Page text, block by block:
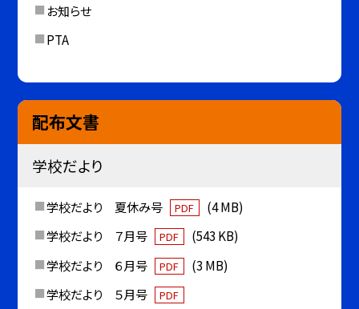
お知らせ
PTA
配布文書
学校だより
学校だより 夏休み号 PDF
(4 MB)
学校だより ７月号
PDF
(543 KB)
学校だより ６月号
PDF
(3 MB)
学校だより ５月号
PDF